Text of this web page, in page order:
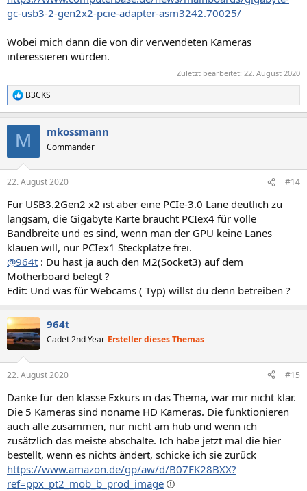
gc-usb3-2-gen2x2-pcie-adapter-asm3242.70025/
Wobei mich dann die von dir verwendeten Kameras
interessieren würden.
Zuletzt bearbeitet: 22. August 2020
R
e
e
:
B3CKS
M mkossmann
Commander
22. August 2020 #14
Für USB3.2Gen2 x2 ist aber eine PCIe-3.0 Lane deutlich zu
langsam, die Gigabyte Karte braucht PCIex4 für volle
Bandbreite und es sind, wenn man der GPU keine Lanes
klauen will, nur PCIex1 Steckplätze frei.
@964t : Du hast ja auch den M2(Socket3) auf dem
Motherboard belegt ?
Edit: Und was für Webcams ( Typ) willst du denn betreiben ?
964t
Cadet 2nd Year Ersteller dieses Themas
22. August 2020 #15
Danke für den klasse Exkurs in das Thema, war mir nicht klar.
Die 5 Kameras sind noname HD Kameras. Die funktionieren
auch alle zusammen, nur nicht am hub und wenn ich
zusätzlich das meiste abschalte. Ich habe jetzt mal die hier
bestellt, wenn es nichts ändert, schicke ich sie zurück
https://www.amazon.de/gp/aw/d/B07FK28BXX?
ref=ppx_pt2_mob_b_prod_image